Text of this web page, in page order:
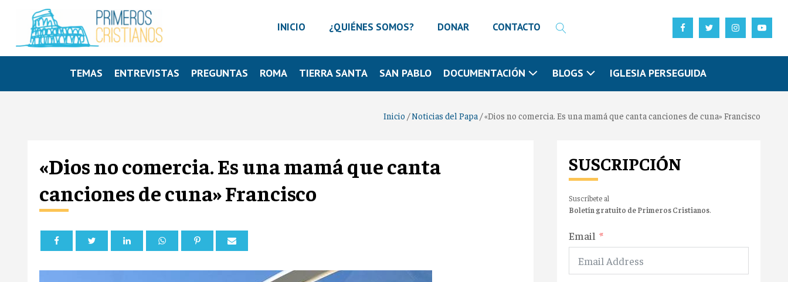
INICIO ¿QUIÉNES SOMOS? DONAR CONTACTO
TEMAS ENTREVISTAS PREGUNTAS ROMA TIERRA SANTA SAN PABLO DOCUMENTACIÓN BLOGS IGLESIA PERSEGUIDA
Inicio /Noticias del Papa /«Dios no comercia. Es una mamá que canta canciones de cuna» Francisco
«Dios no comercia. Es una mamá que canta
canciones de cuna» Francisco
SUSCRIPCIÓN
Suscríbete al
Boletín gratuito de Primeros Cristianos.
Email